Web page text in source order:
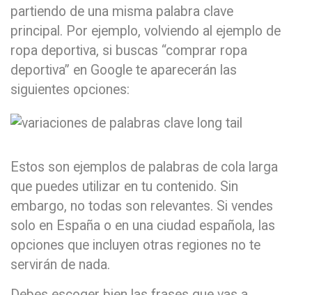
partiendo de una misma palabra clave
principal. Por ejemplo, volviendo al ejemplo de
ropa deportiva, si buscas “comprar ropa
deportiva” en Google te aparecerán las
siguientes opciones:
Estos son ejemplos de palabras de cola larga
que puedes utilizar en tu contenido. Sin
embargo, no todas son relevantes. Si vendes
solo en España o en una ciudad española, las
opciones que incluyen otras regiones no te
servirán de nada.